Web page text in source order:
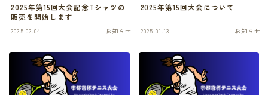
2025年第15回大会記念Tシャツの
販売を開始します
2025.02.04 お知らせ
2025年第15回大会について
2025.01.13 お知らせ